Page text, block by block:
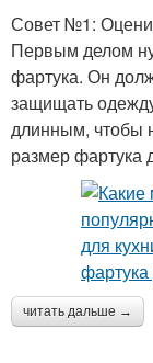
Совет №1:
Первым делом
фартука. Он
защищать
длинным, чтобы
размер фартука
читать дальше →